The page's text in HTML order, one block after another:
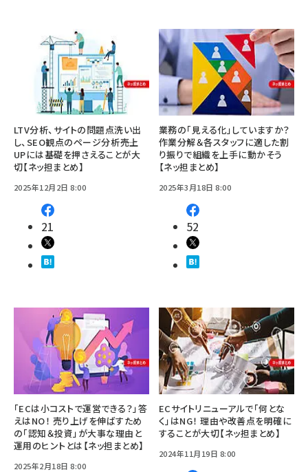
LTV分析、サイトの問題点洗い出
し、SEO観点のページ分析――売上
UPには基礎を押さえることが大
切【ネッ担まとめ】
2025年12月2日 8:00
21
業務の「見える化」していますか？
作業分解＆各スタッフに適した割
り振りで組織を上手に動かそう
【ネッ担まとめ】
2025年3月18日 8:00
52
「ECは小コストで運営できる？」答
えはNO！ 売り上げを伸ばすため
の「認知＆投資」が大事な理由と
運用のヒントとは【ネッ担まとめ】
2025年2月18日 8:00
ECサイトリニューアルで「何とな
く」はNG！ 理由や改善点を明確に
することが大切【ネッ担まとめ】
2024年11月19日 8:00